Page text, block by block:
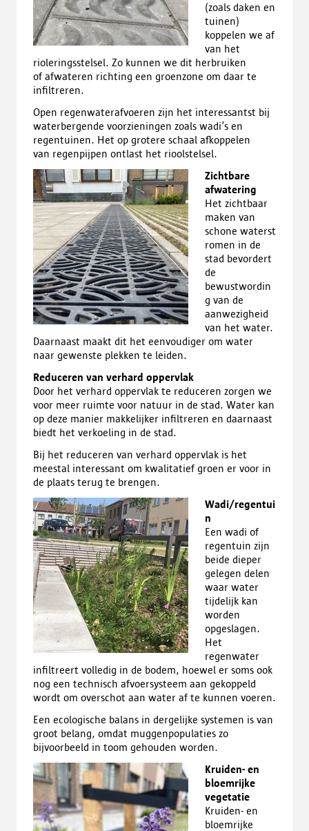
(zoals daken en
tuinen)
koppelen we af
van het
rioleringsstelsel. Zo kunnen we dit herbruiken
of afwateren richting een groenzone om daar te
infiltreren.
Open regenwaterafvoeren zijn het interessantst bij
waterbergende voorzieningen zoals wadi’s en
regentuinen. Het op grotere schaal afkoppelen
van regenpijpen ontlast het rioolstelsel.
Zichtbare
afwatering
Het zichtbaar
maken van
schone waterst
romen in de
stad bevordert
de
bewustwordin
g van de
aanwezigheid
van het water.
Daarnaast maakt dit het eenvoudiger om water
naar gewenste plekken te leiden.
Reduceren van verhard oppervlak
Door het verhard oppervlak te reduceren zorgen we
voor meer ruimte voor natuur in de stad. Water kan
op deze manier makkelijker infiltreren en daarnaast
biedt het verkoeling in de stad.
Bij het reduceren van verhard oppervlak is het
meestal interessant om kwalitatief groen er voor in
de plaats terug te brengen.
Wadi/regentui
n
Een wadi of
regentuin zijn
beide dieper
gelegen delen
waar water
tijdelijk kan
worden
opgeslagen.
Het
regenwater
infiltreert volledig in de bodem, hoewel er soms ook
nog een technisch afvoersysteem aan gekoppeld
wordt om overschot aan water af te kunnen voeren.
Een ecologische balans in dergelijke systemen is van
groot belang, omdat muggenpopulaties zo
bijvoorbeeld in toom gehouden worden.
Kruiden- en
bloemrijke
vegetatie
Kruiden- en
bloemrijke